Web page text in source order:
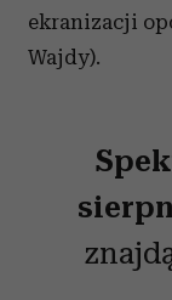
ekranizacji
Wajdy).